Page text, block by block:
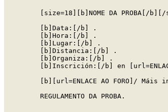
[size=18][b]NOME DA PROBA[/
[b]Data:[/b] .
[b]Hora:[/b] .
[b]Lugar:[/b] .
[b]Distancia:[/b] .
[b]Organiza:[/b] .
[b]Inscrición:[/b] en
[b][url=ENLACE AO FORO]/
REGULAMENTO DA PROBA.